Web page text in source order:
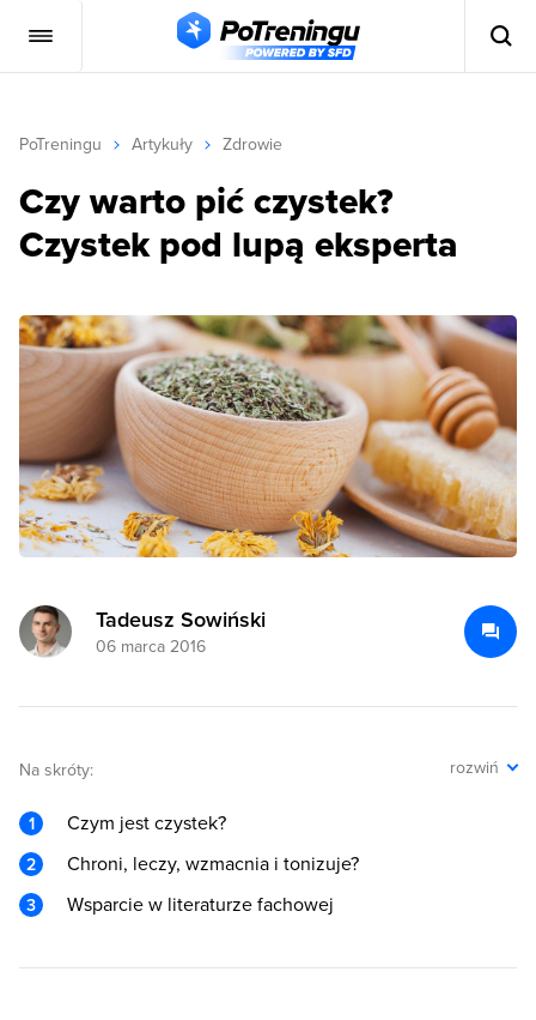
PoTreningu Artykuły Zdrowie
Czy warto pić czystek?
Czystek pod lupą eksperta
Tadeusz Sowiński
06 marca 2016
Na skróty: rozwiń
Czym jest czystek?
Chroni, leczy, wzmacnia i tonizuje?
Wsparcie w literaturze fachowej